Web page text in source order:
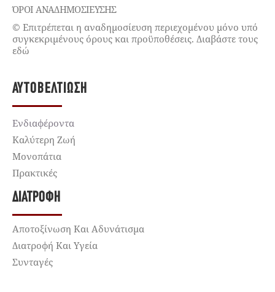
ΌΡΟΙ ΑΝΑΔΗΜΟΣΙΕΥΣΗΣ
© Επιτρέπεται η αναδημοσίευση περιεχομένου μόνο υπό
συγκεκριμένους όρους και προϋποθέσεις. Διαβάστε τους
εδώ
ΑΥΤΟΒΕΛΤΊΩΣΗ
Ενδιαφέροντα
Καλύτερη Ζωή
Μονοπάτια
Πρακτικές
ΔΙΑΤΡΟΦΉ
Αποτοξίνωση Και Αδυνάτισμα
Διατροφή Και Υγεία
Συνταγές